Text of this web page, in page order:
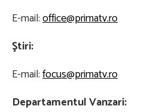
E-mail:office@primatv.ro
Ştiri:
E-mail:focus@primatv.ro
Departamentul Vanzari: